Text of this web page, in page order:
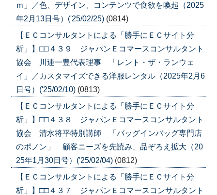
ｍ」／色、デザイン、コンテンツで食欲を喚起（2025
年2月13日号）('25/02/25) (0814)
【ＥＣコンサルタントによる「勝手にＥＣサイト分
析」】□□４３９ ジャパンＥコマースコンサルタント
協会 川連一豊代表理事 「レント・ザ・ランウェ
イ」／カスタマイズできる洋服レンタル（2025年2月6
日号）('25/02/10) (0813)
【ＥＣコンサルタントによる「勝手にＥＣサイト分
析」】□□４３８ ジャパンＥコマースコンサルタント
協会 清水将平特別講師 「バッグインバッグ専門店
のポノン」 顧客ニーズを先読み、品ぞろえ拡大（20
25年1月30日号）('25/02/04) (0812)
【ＥＣコンサルタントによる「勝手にＥＣサイト分
析」】□□４３７ ジャパンＥコマースコンサルタント